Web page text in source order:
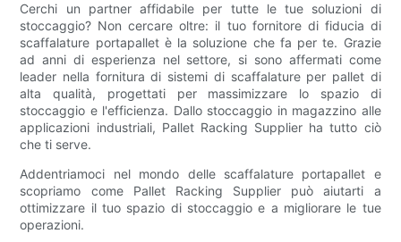
Cerchi un partner affidabile per tutte le tue soluzioni di
stoccaggio? Non cercare oltre: il tuo fornitore di fiducia di
scaffalature portapallet è la soluzione che fa per te. Grazie
ad anni di esperienza nel settore, si sono affermati come
leader nella fornitura di sistemi di scaffalature per pallet di
alta qualità, progettati per massimizzare lo spazio di
stoccaggio e l'efficienza. Dallo stoccaggio in magazzino alle
applicazioni industriali, Pallet Racking Supplier ha tutto ciò
che ti serve.
Addentriamoci nel mondo delle scaffalature portapallet e
scopriamo come Pallet Racking Supplier può aiutarti a
ottimizzare il tuo spazio di stoccaggio e a migliorare le tue
operazioni.